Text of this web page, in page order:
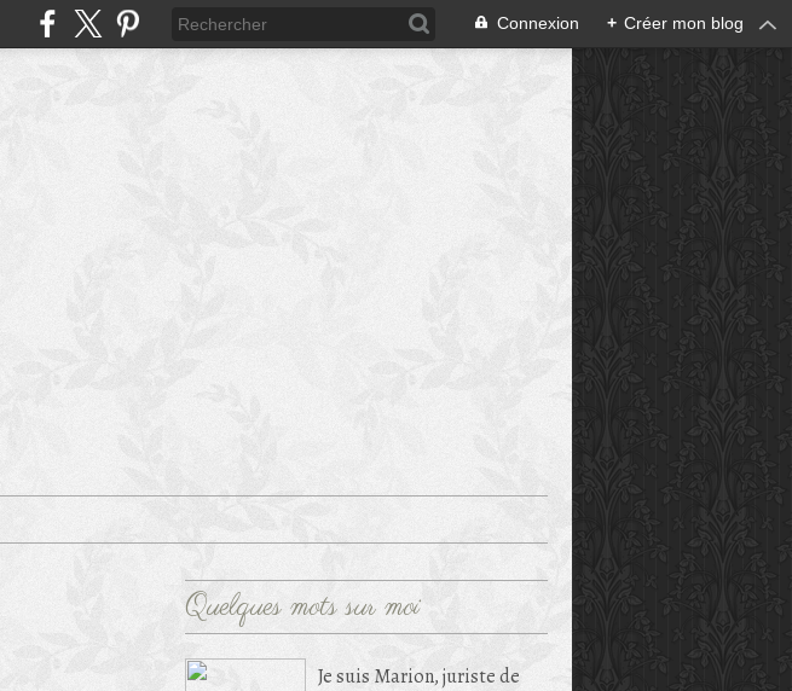
Connexion + Créer mon blog
Quelques mots sur moi
Je suis Marion, juriste de